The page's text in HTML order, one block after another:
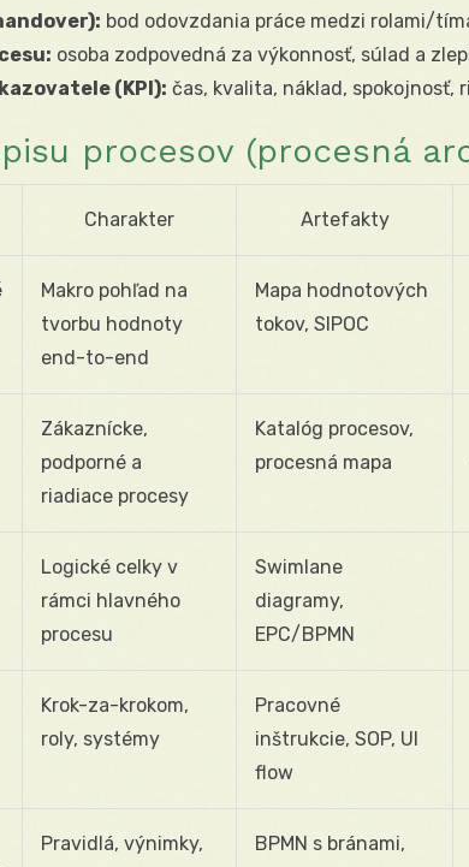
bod odovzdania práce medzi rolami/
osoba zodpovedná za výkonnosť, súlad a
(KPI): čas, kvalita, náklad, spokojnosť,
procesov (procesná
Charakter Artefakty
Makro pohľad na
tvorbu hodnoty
end-to-end
Mapa hodnotových
tokov, SIPOC
Zákaznícke,
podporné a
riadiace procesy
Katalóg procesov,
procesná mapa
Logické celky v
rámci hlavného
procesu
Swimlane
diagramy,
EPC/BPMN
Krok-za-krokom,
roly, systémy
Pracovné
inštrukcie, SOP, UI
flow
Pravidlá, výnimky,
BPMN s bránami,